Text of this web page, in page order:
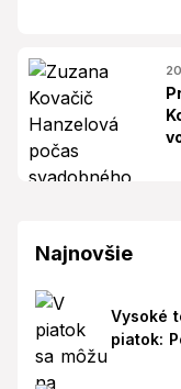
Najnovšie
Vysoké
piatok: